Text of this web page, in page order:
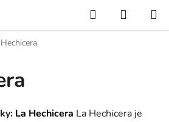
Hľadať
KOŠÍK
La Hechicera La Hechicera je